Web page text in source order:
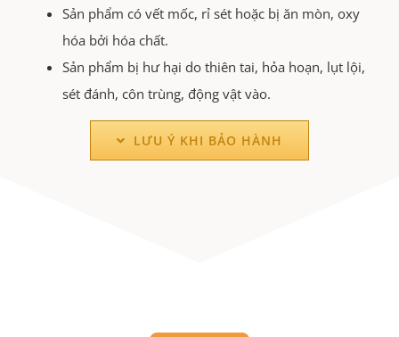
Sản phẩm có vết mốc, rỉ sét hoặc bị ăn mòn, oxy
hóa bởi hóa chất.
Sản phẩm bị hư hại do thiên tai, hỏa hoạn, lụt lội,
sét đánh, côn trùng, động vật vào.
LƯU Ý KHI BẢO HÀNH